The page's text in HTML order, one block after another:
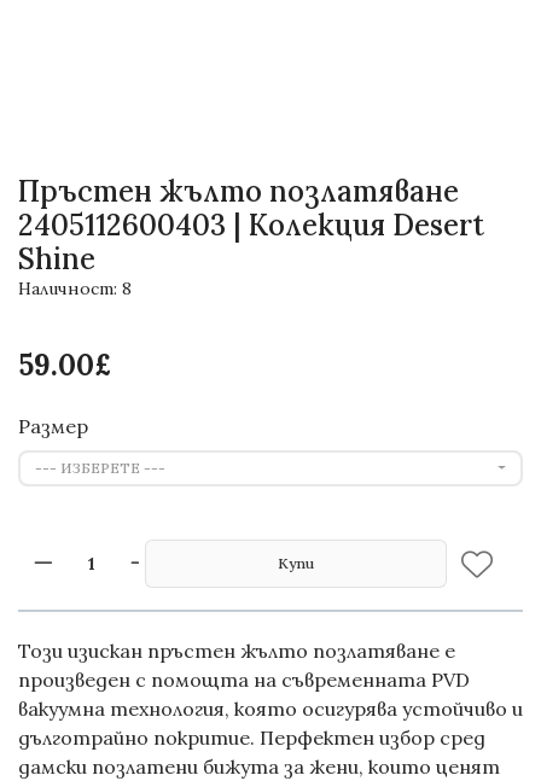
Пръстен жълто позлатяване
2405112600403 | Колекция Desert
Shine
Наличност: 8
59.00£
Размер
--- ИЗБЕРЕТЕ ---
Купи
Този изискан пръстен жълто позлатяване е
произведен с помощта на съвременната PVD
вакуумна технология, която осигурява устойчиво и
дълготрайно покритие. Перфектен избор сред
дамски позлатени бижута за жени, които ценят